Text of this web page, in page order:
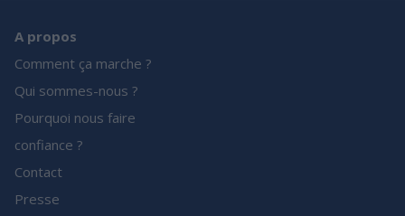
A propos
Comment ça marche ?
Qui sommes-nous ?
Pourquoi nous faire
confiance ?
Contact
Presse